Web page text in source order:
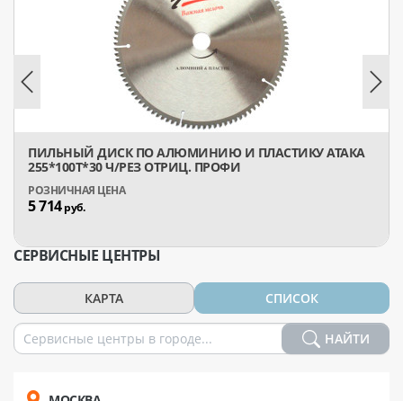
ПИЛЬНЫЙ ДИСК ПО АЛЮМИНИЮ И ПЛАСТИКУ АТАКА
255*100T*30 Ч/РЕЗ ОТРИЦ. ПРОФИ
5 714руб.
СЕРВИСНЫЕ ЦЕНТРЫ
КАРТА СПИСОК
НАЙТИ